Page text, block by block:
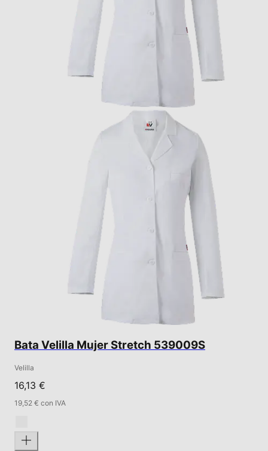
Bata Velilla Mujer Stretch 539009S
Velilla
16,13 €
19,52 € con IVA